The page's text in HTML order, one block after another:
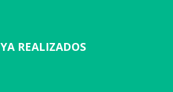
YA REALIZADOS